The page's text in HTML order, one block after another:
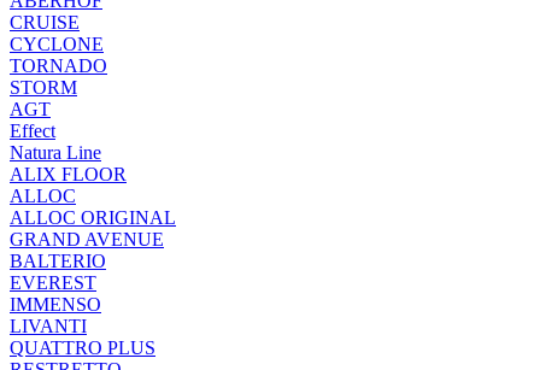
CRUISE
CYCLONE
TORNADO
STORM
AGT
Effect
Natura Line
ALIX FLOOR
ALLOC
ALLOC ORIGINAL
GRAND AVENUE
BALTERIO
EVEREST
IMMENSO
LIVANTI
QUATTRO PLUS